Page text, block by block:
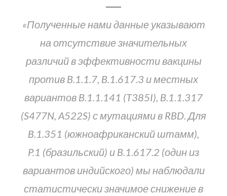
«Полученные нами данные указывают
на отсутствие значительных
различий в эффективности вакцины
против B.1.1.7, B.1.617.3 и местных
вариантов B.1.1.141 (T385I), B.1.1.317
(S477N, A522S) с мутациями в RBD. Для
B.1.351 (южноафриканский штамм),
P.1 (бразильский) и B.1.617.2 (один из
вариантов индийского) мы наблюдали
статистически значимое снижение в